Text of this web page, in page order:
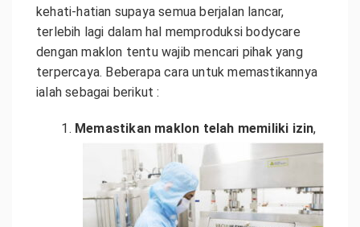
kehati-hatian supaya semua berjalan lancar,
terlebih lagi dalam hal memproduksi bodycare
dengan maklon tentu wajib mencari pihak yang
terpercaya. Beberapa cara untuk memastikannya
ialah sebagai berikut :
Memastikan maklon telah memiliki izin,